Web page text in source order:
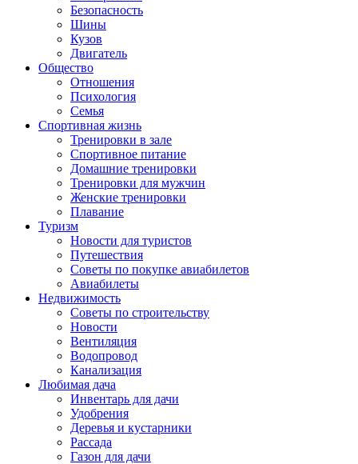
Безопасность
Шины
Кузов
Двигатель
Общество
Отношения
Психология
Семья
Спортивная жизнь
Тренировки в зале
Спортивное питание
Домашние тренировки
Тренировки для мужчин
Женские тренировки
Плавание
Туризм
Новости для туристов
Путешествия
Советы по покупке авиабилетов
Авиабилеты
Недвижимость
Советы по строительству
Новости
Вентиляция
Водопровод
Канализация
Любимая дача
Инвентарь для дачи
Удобрения
Деревья и кустарники
Рассада
Газон для дачи